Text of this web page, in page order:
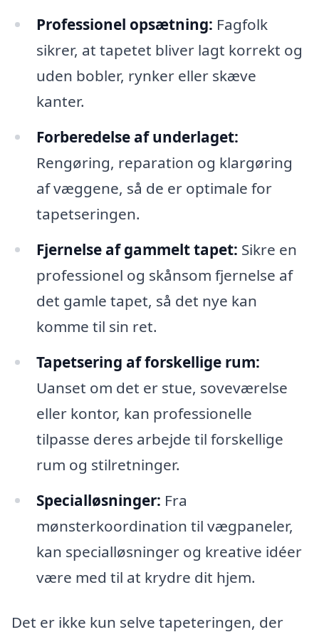
Professionel opsætning: Fagfolk
sikrer, at tapetet bliver lagt korrekt og
uden bobler, rynker eller skæve
kanter.
Forberedelse af underlaget:
Rengøring, reparation og klargøring
af væggene, så de er optimale for
tapetseringen.
Fjernelse af gammelt tapet: Sikre en
professionel og skånsom fjernelse af
det gamle tapet, så det nye kan
komme til sin ret.
Tapetsering af forskellige rum:
Uanset om det er stue, soveværelse
eller kontor, kan professionelle
tilpasse deres arbejde til forskellige
rum og stilretninger.
Specialløsninger: Fra
mønsterkoordination til vægpaneler,
kan specialløsninger og kreative idéer
være med til at krydre dit hjem.
Det er ikke kun selve tapeteringen, der